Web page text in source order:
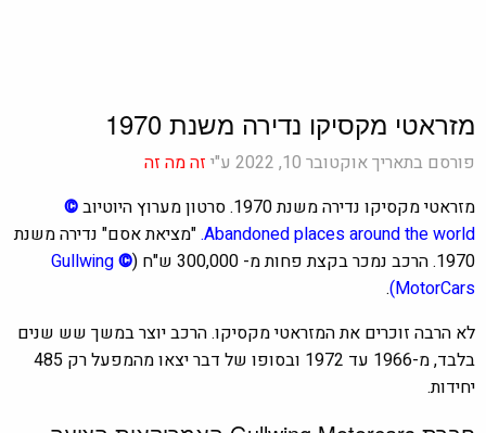
מזראטי מקסיקו נדירה משנת 1970
פורסם בתאריך אוקטובר 10, 2022 ע"י
זה מה זה
מזראטי מקסיקו נדירה משנת 1970. סרטון מערוץ היוטיוב
©
Abandoned places around the world
."מציאת אסם" נדירה משנת
1970. הרכב נמכר בקצת פחות מ- 300,000 ש"ח (
©
Gullwing
MotorCars
)
.
לא הרבה זוכרים את המזראטי מקסיקו. הרכב יוצר במשך שש שנים
בלבד, מ-1966 עד 1972 ובסופו של דבר יצאו מהמפעל רק 485
יחידות.